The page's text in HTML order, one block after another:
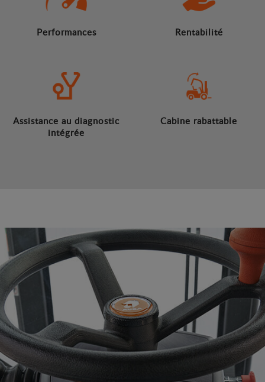
Performances Rentabilité
Assistance au diagnostic
intégrée
Cabine rabattable